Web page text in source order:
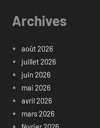
Archives
août 2026
juillet 2026
juin 2026
mai 2026
avril 2026
mars 2026